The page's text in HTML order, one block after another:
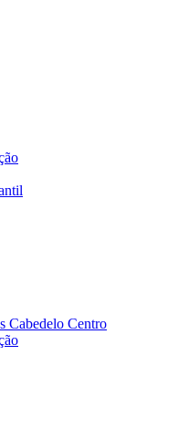
Cabedelo Centro